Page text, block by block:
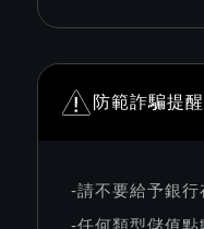
防範詐騙提醒
-請不要給予銀行
-任何類型儲值點